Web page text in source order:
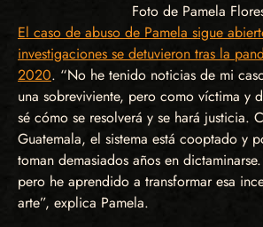
Foto de Pamela
El caso de abuso de Pamela sigue
investigaciones se detuvieron tras la
2020. “No he tenido noticias de mi
una sobreviviente, pero como víctima y
sé cómo se resolverá y se hará justicia.
Guatemala, el sistema está cooptado y
toman demasiados años en
pero he aprendido a transformar esa
arte”, explica Pamela.